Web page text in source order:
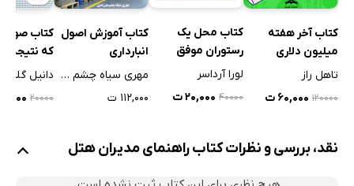
کتاب آخر هفته
میلیون دلاری
تاهل راز
۱۲۰۰۰۰ ۶۰,۰۰۰ ت
کتاب محل یک
رستوران موفق
لورا آرداسر
۴۰۰۰۰ ۲۰,۰۰۰ ت
کتاب آموزش اصول
انبارداری
مهری سیاه چشم هرزندی
۱۱۲,۰۰۰ ت
کتاب
که نتیجه
دانیل گلمن
۲۰۰۰۰ ۱۰,۰۰۰
نقد، بررسی و نظرات کتاب راهنمای مدیران هتل